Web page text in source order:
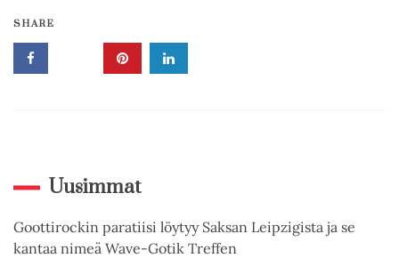
SHARE
Uusimmat
Goottirockin paratiisi löytyy Saksan Leipzigista ja se
kantaa nimeä Wave-Gotik Treffen